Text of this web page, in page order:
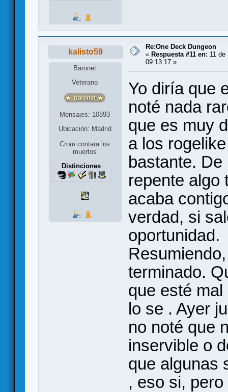
kalisto59
Baronet
Veterano
Mensajes: 10893
Ubicación: Madrid
Crom contara los
muertos
Distinciones
Re:One Deck Dungeon
« Respuesta #11 en: 11 de
09:13:17 »
Yo diría que
noté nada
que es muy
a los
bastante.
repente algo
acaba
verdad, si
oportunidad.
terminado.
que esté
lo se . Ayer
no noté que
inservible o
que algunas
, eso si,